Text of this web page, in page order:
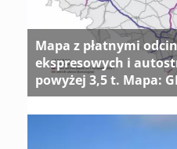
Mapa z płatnymi
ekspresowych i
powyżej 3,5 t. Mapa: